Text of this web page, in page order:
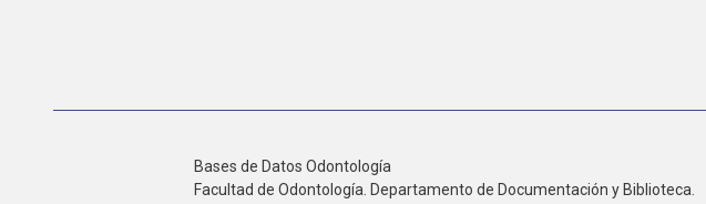
Bases de Datos Odontología
Facultad de Odontología. Departamento de Documentación y Biblioteca.